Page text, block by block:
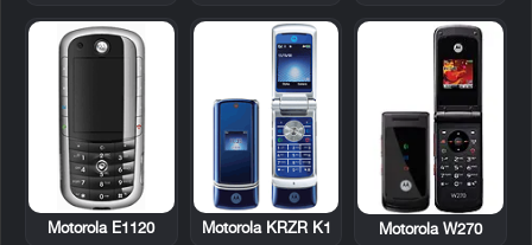
Motorola W270
Motorola KRZR K1
Motorola E1120